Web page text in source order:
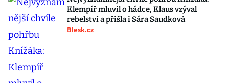
Klempíř mluvil o hádce, Klaus vzýval
rebelství a přišla i Sára Saudková
Blesk.cz